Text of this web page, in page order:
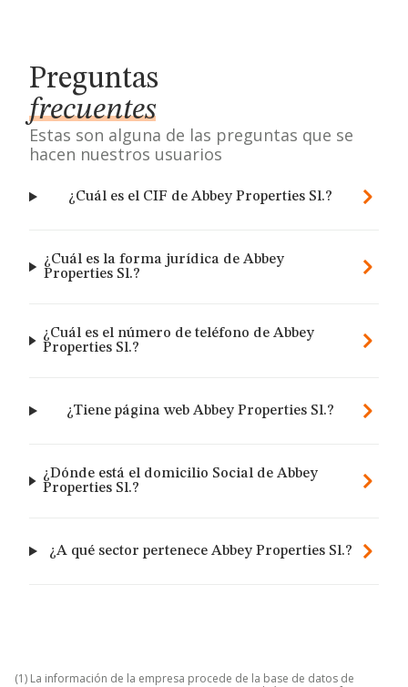
Preguntas
frecuentes
Estas son alguna de las preguntas que se
hacen nuestros usuarios
¿Cuál es el CIF de Abbey Properties Sl.?
¿Cuál es la forma jurídica de Abbey
Properties Sl.?
¿Cuál es el número de teléfono de Abbey
Properties Sl.?
¿Tiene página web Abbey Properties Sl.?
¿Dónde está el domicilio Social de Abbey
Properties Sl.?
¿A qué sector pertenece Abbey Properties Sl.?
(1) La información de la empresa procede de la base de datos de